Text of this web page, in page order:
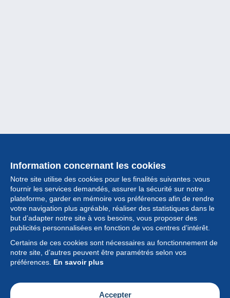
Information concernant les cookies
Notre site utilise des cookies pour les finalités suivantes :vous
fournir les services demandés, assurer la sécurité sur notre
plateforme, garder en mémoire vos préférences afin de rendre
votre navigation plus agréable, réaliser des statistiques dans le
but d’adapter notre site à vos besoins, vous proposer des
publicités personnalisées en fonction de vos centres d’intérêt.
Certains de ces cookies sont nécessaires au fonctionnement de
notre site, d’autres peuvent être paramétrés selon vos
préférences. En savoir plus
Accepter
Collection
Actualités
Fonctionnalités
Société